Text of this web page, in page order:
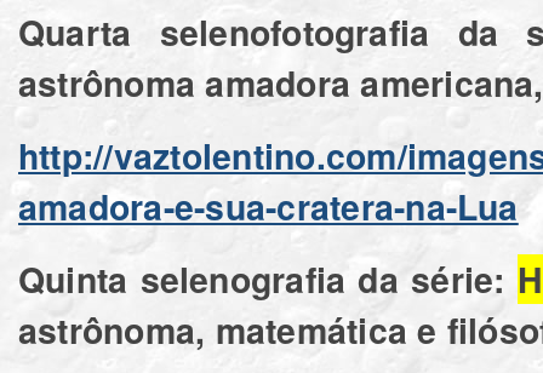
Quarta selenofotografia da
astrônoma amadora
http://vaztolentino.com/
amadora-e-sua-cratera-na-Lua
Quinta selenografia da série:
astrônoma, matemática e